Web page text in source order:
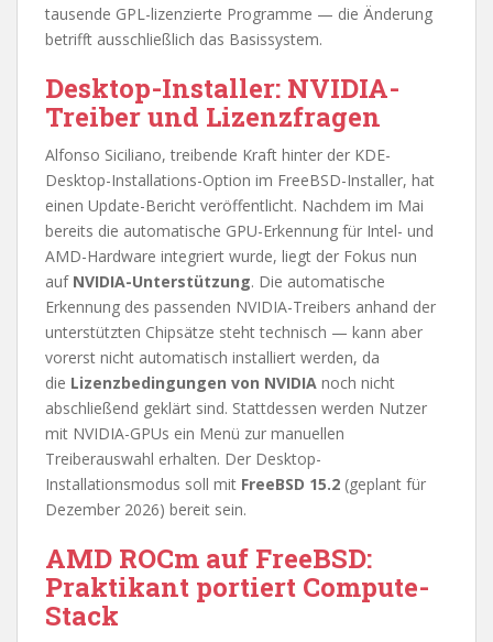
tausende GPL-lizenzierte Programme — die Änderung
betrifft ausschließlich das Basissystem.
Desktop-Installer: NVIDIA-
Treiber und Lizenzfragen
Alfonso Siciliano, treibende Kraft hinter der KDE-
Desktop-Installations-Option im FreeBSD-Installer, hat
einen Update-Bericht veröffentlicht. Nachdem im Mai
bereits die automatische GPU-Erkennung für Intel- und
AMD-Hardware integriert wurde, liegt der Fokus nun
auf NVIDIA-Unterstützung. Die automatische
Erkennung des passenden NVIDIA-Treibers anhand der
unterstützten Chipsätze steht technisch — kann aber
vorerst nicht automatisch installiert werden, da
die Lizenzbedingungen von NVIDIA noch nicht
abschließend geklärt sind. Stattdessen werden Nutzer
mit NVIDIA-GPUs ein Menü zur manuellen
Treiberauswahl erhalten. Der Desktop-
Installationsmodus soll mit FreeBSD 15.2 (geplant für
Dezember 2026) bereit sein.
AMD ROCm auf FreeBSD:
Praktikant portiert Compute-
Stack